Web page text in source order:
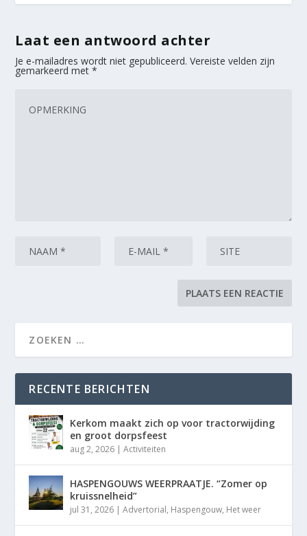
Laat een antwoord achter
Je e-mailadres wordt niet gepubliceerd. Vereiste velden zijn
gemarkeerd met*
RECENTE BERICHTEN
Kerkom maakt zich op voor tractorwijding
en groot dorpsfeest
aug 2, 2026 |Activiteiten
HASPENGOUWS WEERPRAATJE. “Zomer op
kruissnelheid”
jul 31, 2026 |Advertorial, Haspengouw, Het weer